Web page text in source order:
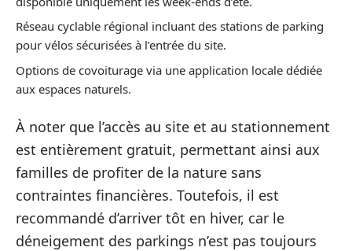
Réseau cyclable régional incluant des stations de parking
pour vélos sécurisées à l’entrée du site.
Options de covoiturage via une application locale dédiée
aux espaces naturels.
À noter que l’accès au site et au stationnement
est entièrement gratuit, permettant ainsi aux
familles de profiter de la nature sans
contraintes financières. Toutefois, il est
recommandé d’arriver tôt en hiver, car le
déneigement des parkings n’est pas toujours